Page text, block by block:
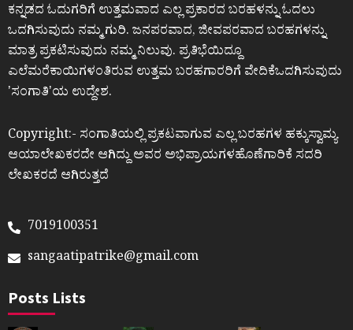
ಕನ್ನಡದ ಓದುಗರಿಗೆ ಉತ್ತಮವಾದ ಎಲ್ಲ ಪ್ರಕಾರದ ಬರಹಳನ್ನು ಓದಲು
ಒದಗಿಸುವುದು ನಮ್ಮ ಗುರಿ. ಜನಪರವಾದ, ಜೀವಪರವಾದ ಬರಹಗಳನ್ನು
ಮಾತ್ರ ಪ್ರಕಟಿಸುವುದು ನಮ್ಮ ನಿಲುವು. ಪ್ರತಿಭೆಯಿದ್ದೂ
ಎಲೆಮರೆಕಾಯಿಗಳಂತಿರುವ ಉತ್ತಮ ಬರಹಗಾರರಿಗೆ ವೇದಿಕೆಒದಗಿಸುವುದು
ʼಸಂಗಾತಿʼಯ ಉದ್ದೇಶ.
Copyright:- ಸಂಗಾತಿಯಲ್ಲಿ ಪ್ರಕಟವಾಗುವ ಎಲ್ಲ ಬರಹಗಳ ಹಕ್ಕುಸ್ವಾಮ್ಯ
ಆಯಾಲೇಖಕರದೇ ಆಗಿದ್ದು ಅವರ ಅಭಿಪ್ರಾಯಗಳಹೊಣೆಗಾರಿಕೆ ಸದರಿ
ಲೇಖಕರದೆ ಆಗಿರುತ್ತದೆ
7019100351
sangaatipatrike@gmail.com
Posts Lists